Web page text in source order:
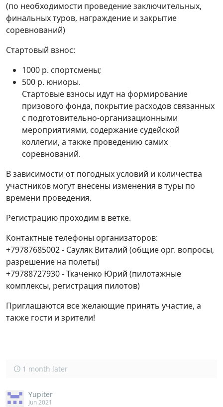
(по необходимости проведение заключительных,
финальных туров, награждение и закрытие
соревнований)
Стартовый взнос:
1000 р. спортсмены;
500 р. юниоры.
Стартовые взносы идут на формирование
призового фонда, покрытие расходов связанных
с подготовительно-организационными
мероприятиями, содержание судейской
коллегии, а также проведению самих
соревнований.
В зависимости от погодных условий и количества
участников могут внесены изменения в туры по
времени проведения.
Регистрацию проходим в ветке.
Контактные телефоны организаторов:
+79787685002 - Сауляк Виталий (общие орг. вопросы,
разрешение на полеты)
+79788727930 - Ткаченко Юрий (пилотажные
комплексы, регистрация пилотов)
Приглашаются все желающие принять участие, а
также гости и зрители!
1 month later
Yupiter
Jun 2021